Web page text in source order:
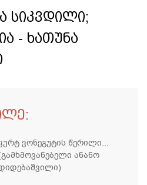
სიკვდილი;
- ხათუნა
ვონეგუტის წერილი...
ანანო